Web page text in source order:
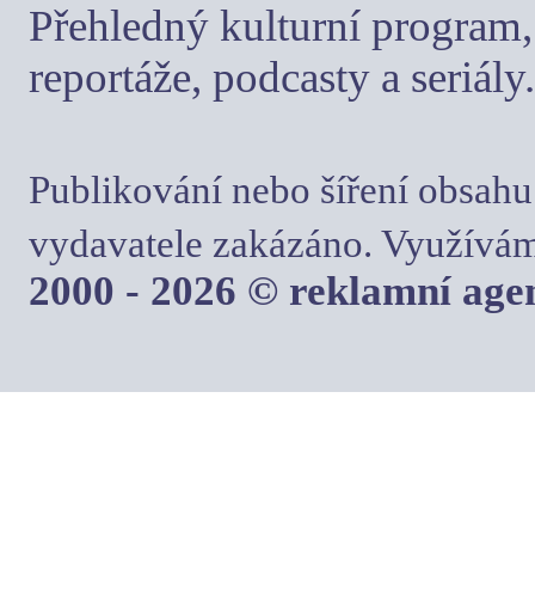
Přehledný kulturní
reportáže, podcasty a seriály.
Publikování nebo šíření
vydavatele zakázáno.
2000 - 2026 © reklamní